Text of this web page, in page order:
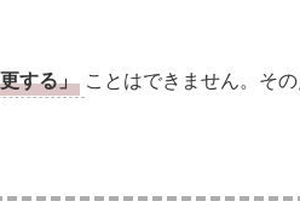
する」 ことはできません。そ